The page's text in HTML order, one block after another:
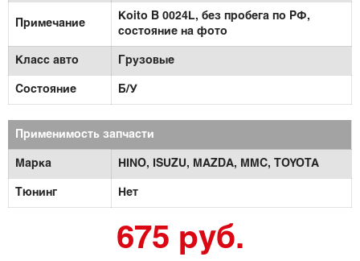
Примечание
Koito B 0024L, без пробега по РФ,
состояние на фото
Класс авто Грузовые
Состояние Б/У
Применимость запчасти
Марка HINO, ISUZU, MAZDA, MMC, TOYOTA
Тюнинг Нет
675 руб.